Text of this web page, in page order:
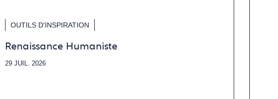
OUTILS D'INSPIRATION
Renaissance Humaniste
29 JUIL. 2026